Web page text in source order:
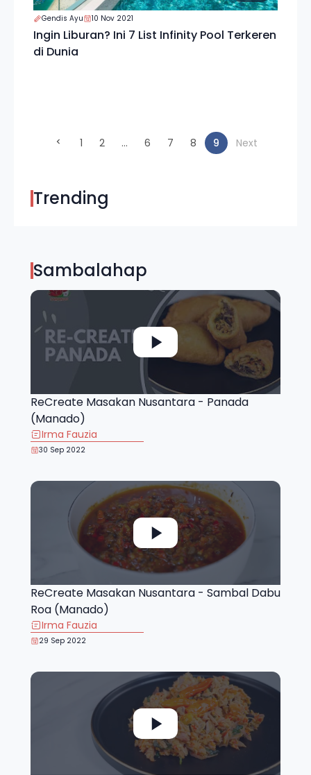
Gendis Ayu 10 Nov 2021
Ingin Liburan? Ini 7 List Infinity Pool Terkeren
di Dunia
1 2 ... 6 7 8 9 (current)
Next
Trending
Sambalahap
ReCreate Masakan Nusantara - Panada
(Manado)
Irma Fauzia
30 Sep 2022
ReCreate Masakan Nusantara - Sambal Dabu
Roa (Manado)
Irma Fauzia
29 Sep 2022